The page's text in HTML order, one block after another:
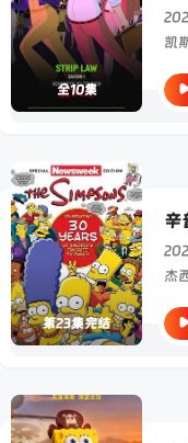
全10集
第23集完结
辛